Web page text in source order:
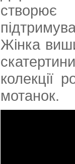
Жінка
колекції
мотанок.